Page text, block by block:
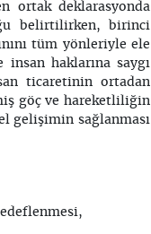
ortak deklarasyonda
belirtilirken, birinci
tüm yönleriyle ele
haklarına saygı
ticaretinin ortadan
göç ve hareketliliğin
gelişimin sağlanması